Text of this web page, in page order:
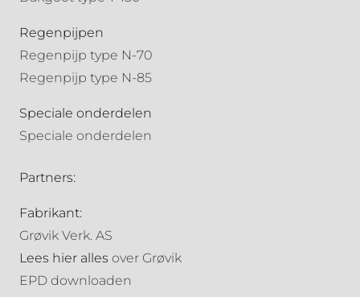
Regenpijpen
Regenpijp type N-70
Regenpijp type N-85
Speciale onderdelen
Speciale onderdelen
Partners:
Fabrikant:
Grøvik Verk. AS
Lees hier alles over Grøvik
EPD downloaden